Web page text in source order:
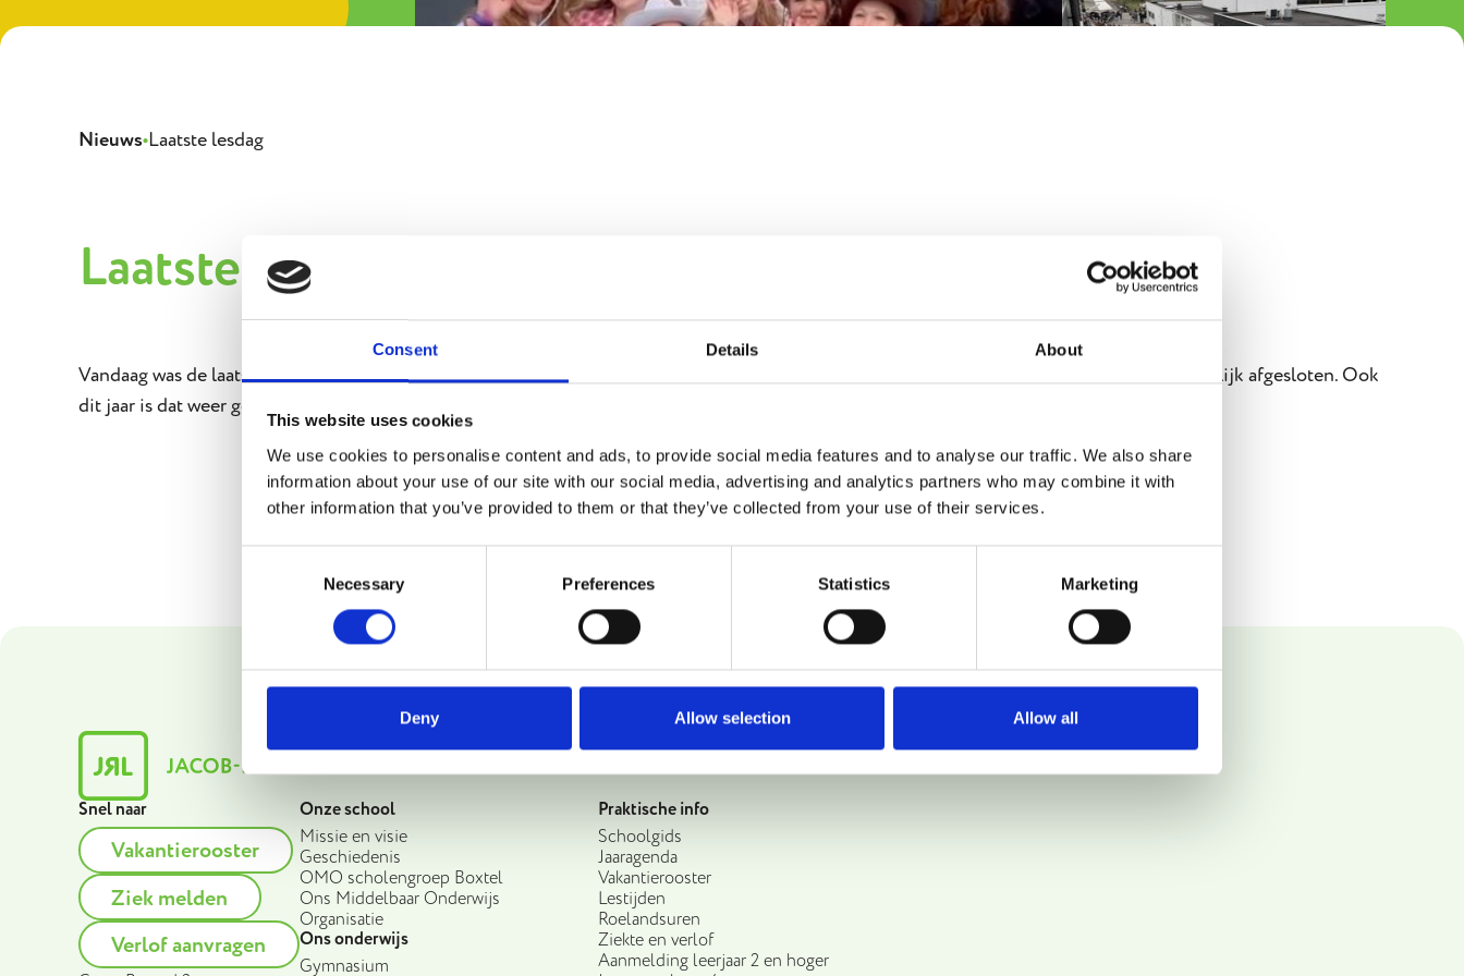
Consent Details About
This website uses cookies
We use cookies to personalise content and ads, to provide social media features and to analyse our traffic. We also share
information about your use of our site with our social media, advertising and analytics partners who may combine it with
other information that you’ve provided to them or that they’ve collected from your use of their services.
Necessary Preferences Statistics Marketing
Deny Allow selection Allow all
Onze school Praktische info
Nieuws•Laatste lesdag
Laatste lesdag
Vandaag was de laatste lesdag voor havo 5 en vwo 6! Traditiegetrouw is dit nooit een normale lesdag, maar worden de 5 tot 6 lesjaren feestelijk afgesloten. Ook
dit jaar is dat weer goed gelukt! En nu op naar de eindexamens!
Snel naar
Vakantierooster
Ziek melden
Verlof aanvragen
Onze school
Missie en visie
Geschiedenis
OMO scholengroep Boxtel
Ons Middelbaar Onderwijs
Organisatie
Ons onderwijs
Gymnasium
Praktische info
Schoolgids
Jaaragenda
Vakantierooster
Lestijden
Roelandsuren
Ziekte en verlof
Aanmelding leerjaar 2 en hoger